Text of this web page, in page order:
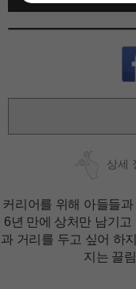
상세
커리어를 위해 아들들
6년 만에 상처만 남기
과 거리를 두고 싶어 하
지는 끌